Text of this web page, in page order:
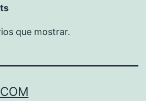
que mostrar.